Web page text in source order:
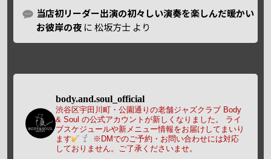
当店初リーダー出演の初々しい演奏を楽しんだ暖かい
お彼岸の夜 に松坂方士 より
body.and.soul_official
渋谷区宇田川町・公園通りの老舗ジャズクラブ Body
& Soul の公式アカウントが新しくなりました。
ライ
ブスケジュールや新メニュー情報をお届けしてまいり
ます
※DMでのご予約・お問い合わせには対応
しておりません。ご了承くださいませ。